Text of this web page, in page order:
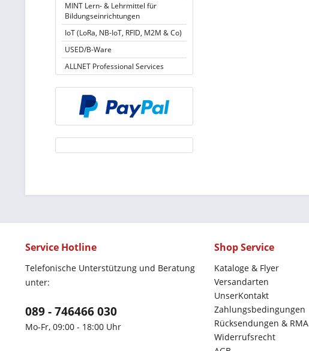
MINT Lern- & Lehrmittel für
Bildungseinrichtungen
IoT (LoRa, NB-IoT, RFID, M2M & Co)
USED/B-Ware
ALLNET Professional Services
Service Hotline
Telefonische Unterstützung und Beratung
unter:
089 - 746466 030
Mo-Fr, 09:00 - 18:00 Uhr
Shop Service
Kataloge & Flyer
Versandarten
UnserKontakt
Zahlungsbedingungen
Rücksendungen & RMA
Widerrufsrecht